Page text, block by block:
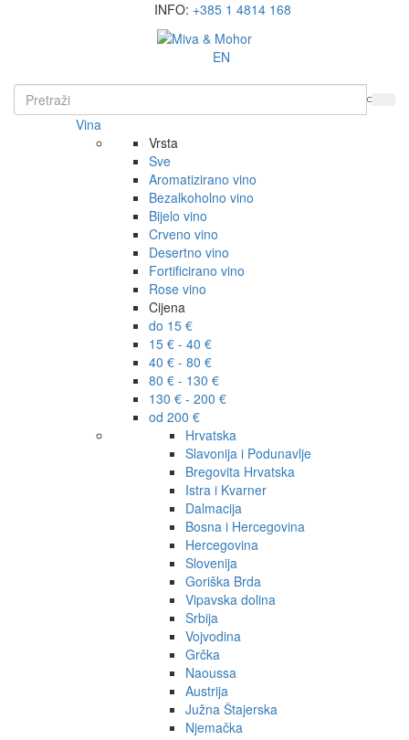
INFO: +385 1 4814 168
EN
Vina
Vrsta
Sve
Aromatizirano vino
Bezalkoholno vino
Bijelo vino
Crveno vino
Desertno vino
Fortificirano vino
Rose vino
Cijena
do 15 €
15 € - 40 €
40 € - 80 €
80 € - 130 €
130 € - 200 €
od 200 €
Hrvatska
Slavonija i Podunavlje
Bregovita Hrvatska
Istra i Kvarner
Dalmacija
Bosna i Hercegovina
Hercegovina
Slovenija
Goriška Brda
Vipavska dolina
Srbija
Vojvodina
Grčka
Naoussa
Austrija
Južna Štajerska
Njemačka